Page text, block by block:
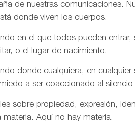
de nuestras comunicaciones.
donde viven los cuerpos.
en el que todos pueden
o el lugar de nacimiento.
donde cualquiera, en
a ser coaccionado al
sobre propiedad, expresión,
Aquí no hay materia.